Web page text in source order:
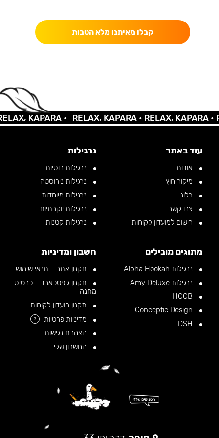
קבלו מאיתנו מלא הטבות
KAPARA • RELAX, KAPARA •RELAX, KAPARA •
עוד באתר
אודות
מיקור חוץ
בלוג
צרו קשר
רישום למועדון לקוחות
נרגילות
נרגילות רוסיות
נרגילות נירוסטה
נרגילות מיוחדות
נרגילות יוקרתיות
נרגילות קטנות
מתוגים מובילים
נרגילות Alpha Hookah
נרגילות Amy Deluxe
חשבון ומדיניות
תקנון אתר – תנאי שימוש
תקנון גיפטכארד – כרטיס
מתנה
תקנון מועדון לקוחות
מדיניות פרטיות
?
הצהרת נגישות
החשבון שלי